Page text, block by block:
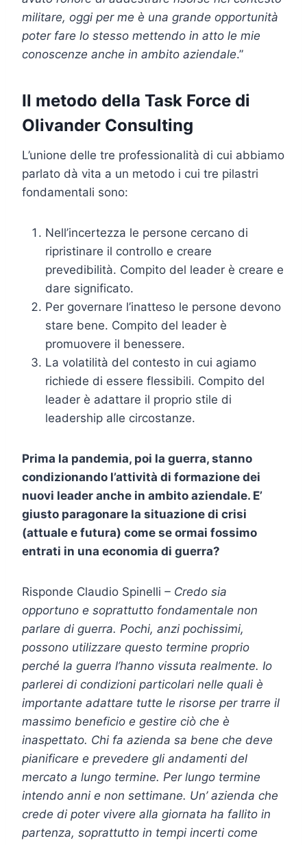
militare, oggi per me è una grande opportunità
poter fare lo stesso mettendo in atto le mie
conoscenze anche in ambito aziendale.”
Il metodo della Task Force di
Olivander Consulting
L’unione delle tre professionalità di cui abbiamo
parlato dà vita a un metodo i cui tre pilastri
fondamentali sono:
Nell’incertezza le persone cercano di
ripristinare il controllo e creare
prevedibilità. Compito del leader è creare e
dare significato.
Per governare l’inatteso le persone devono
stare bene. Compito del leader è
promuovere il benessere.
La volatilità del contesto in cui agiamo
richiede di essere flessibili. Compito del
leader è adattare il proprio stile di
leadership alle circostanze.
Prima la pandemia, poi la guerra, stanno
condizionando l’attività di formazione dei
nuovi leader anche in ambito aziendale. E’
giusto paragonare la situazione di crisi
(attuale e futura) come se ormai fossimo
entrati in una economia di guerra?
Risponde Claudio Spinelli – Credo sia
opportuno e soprattutto fondamentale non
parlare di guerra. Pochi, anzi pochissimi,
possono utilizzare questo termine proprio
perché la guerra l’hanno vissuta realmente. Io
parlerei di condizioni particolari nelle quali è
importante adattare tutte le risorse per trarre il
massimo beneficio e gestire ciò che è
inaspettato. Chi fa azienda sa bene che deve
pianificare e prevedere gli andamenti del
mercato a lungo termine. Per lungo termine
intendo anni e non settimane. Un’ azienda che
crede di poter vivere alla giornata ha fallito in
partenza, soprattutto in tempi incerti come